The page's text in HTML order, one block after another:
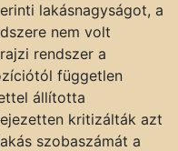
lakásnagyságot, a
nem volt
rendszer a
független
állította
kritizálták azt
szobaszámát a